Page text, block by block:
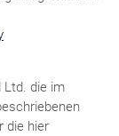
Ltd. die im
die hier